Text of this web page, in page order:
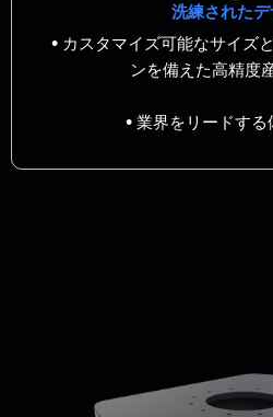
洗練された
• カスタマイズ可能なサイズ
ンを備えた高精度
• 業界をリードす